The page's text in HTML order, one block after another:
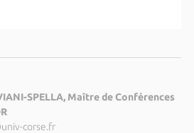
SPELLA, Maître de Conférences
corse.fr